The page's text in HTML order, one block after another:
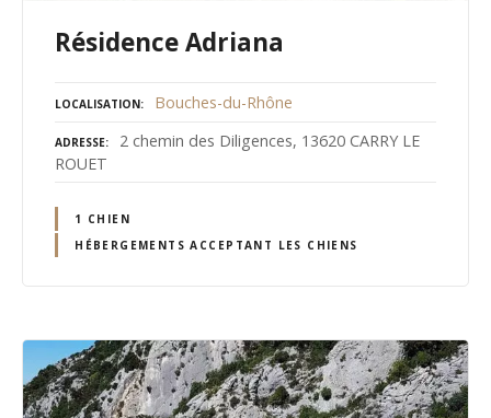
Résidence Adriana
LOCALISATION Bouches-du-Rhône
ADRESSE
2 chemin des Diligences, 13620 CARRY LE
ROUET
1 CHIEN
HÉBERGEMENTS ACCEPTANT LES CHIENS